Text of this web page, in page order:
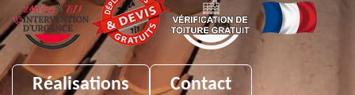
Réalisations Contact